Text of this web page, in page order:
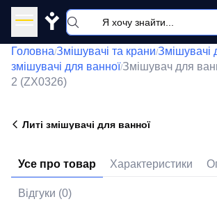
Y
Головна/Змішувачі та крани/Змішувачі
змішувачі для ванної/Змішувач для
2 (ZX0326)
Литі змішувачі для ванної
Усе про товар Характеристики
Відгуки (0)